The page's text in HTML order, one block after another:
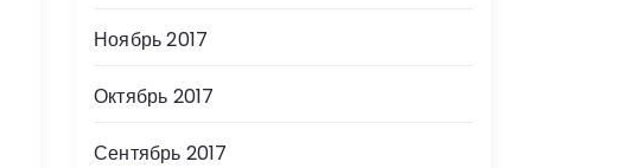
Ноябрь 2017
Октябрь 2017
Сентябрь 2017